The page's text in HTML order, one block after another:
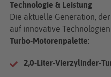
Technologie & Leistung
Die aktuelle Generation, der
auf innovative
Turbo-Motorenpalette:
2,0-Liter-Vierzylinder-